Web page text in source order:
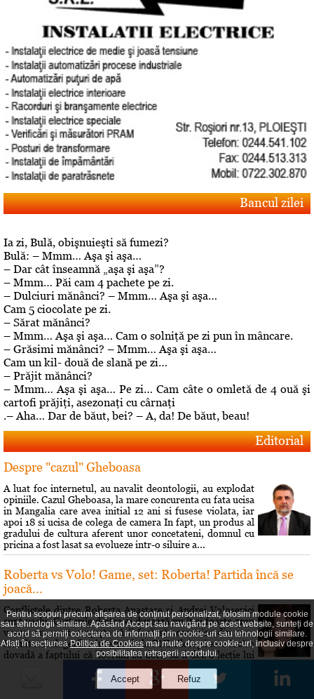
Bancul zilei
Ia zi, Bulă, obişnuieşti să fumezi?
Bulă: – Mmm… Aşa şi aşa…
– Dar cât înseamnă „aşa şi aşa”?
– Mmm… Păi cam 4 pachete pe zi.
– Dulciuri mănânci? – Mmm… Aşa şi aşa…
Cam 5 ciocolate pe zi.
– Sărat mănânci?
– Mmm… Aşa şi aşa… Cam o solniţă pe zi pun în mâncare.
– Grăsimi mănânci? – Mmm… Aşa şi aşa…
Cam un kil- două de slană pe zi…
– Prăjit mănânci?
– Mmm… Aşa şi aşa… Pe zi… Cam câte o omletă de 4 ouă şi
cartofi prăjiţi, asezonaţi cu cârnaţi
.– Aha… Dar de băut, bei? – A, da! De băut, beau!
Editorial
Despre "cazul" Gheboasa
A luat foc internetul, au navalit deontologii, au explodat
opiniile. Cazul Gheboasa, la mare concurenta cu fata ucisa
in Mangalia care avea initial 12 ani si fusese violata, iar
apoi 18 si ucisa de colega de camera In fapt, un produs al
gradului de cultura aferent unor concetateni, domnul cu
pricina a fost lasat sa evolueze intr-o siluire a...
Roberta vs Volo! Game, set: Roberta! Partida încă se
joacă...
Conflictele dintre Roberta Anastase şi Andrei Volosevici
sunt vechi. Certurile dintre ei durează mult şi foarte greu
vreun cunoscut reuşeşte să îi facă să comunice din nou.
Rezultatul alegerilor interne de la PNL Ploieşti este încă o
dovadă a faptului că liberalii au dorit să îi dea o lecţie lui
Volosevici, arâtându-i voalat că nu este pe...
Pentru scopuri precum afișarea de conținut personalizat, folosim module cookie
sau tehnologii similare. Apăsând Accept sau navigând pe acest website, sunteți de
acord să permiți colectarea de informații prin cookie-uri sau tehnologii similare.
Aflați în secțiuneaPolitica de Cookiesmai multe despre cookie-uri, inclusiv despre
posibilitatea retragerii acordului.